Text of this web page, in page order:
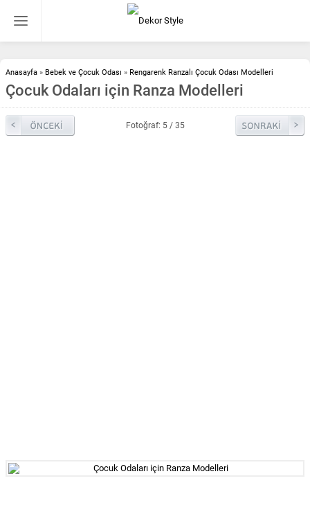
Anasayfa » Bebek ve Çocuk Odası » Rengarenk Ranzalı Çocuk Odası Modelleri
Çocuk Odaları için Ranza Modelleri
Fotoğraf: 5 / 35